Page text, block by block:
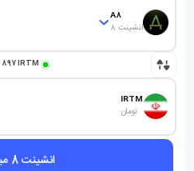
A8
انشینت 8
897IRTM
IRTM
تومان
انشینت 8 میخرید